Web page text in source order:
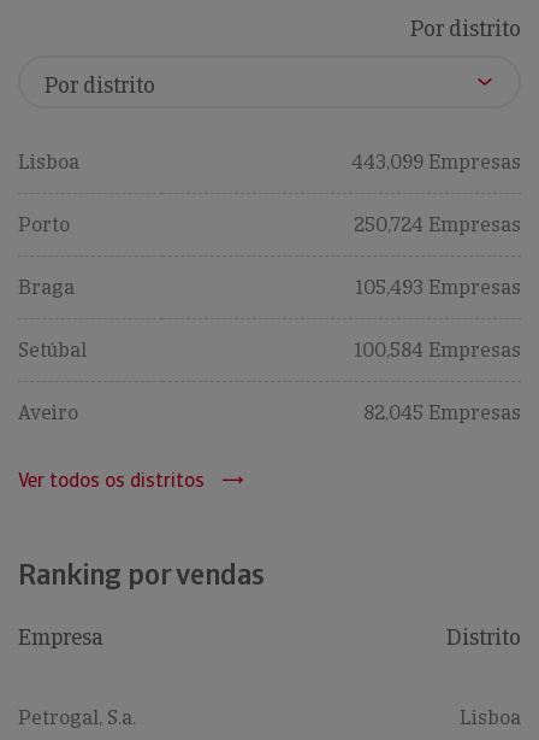
Por distrito
Lisboa 443,099 Empresas
Porto 250,724 Empresas
Braga 105,493 Empresas
Setúbal 100,584 Empresas
Aveiro 82,045 Empresas
Ver todos os distritos
Ranking por vendas
Empresa Distrito
Petrogal, S.a. Lisboa